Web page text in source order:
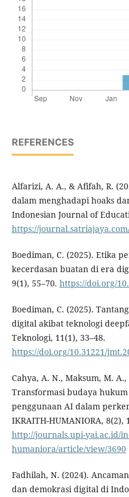
REFERENCES
Alfarizi, A. A., & Afifah, R.
dalam menghadapi hoaks
Indonesian Journal of
https://
Boediman, C. (2025). Etika
kecerdasan buatan di era
9(1), 55–70. https://doi.org/
Boediman, C. (2025).
digital akibat teknologi
Teknologi, 11(1), 33–48.
https://doi.org/10.31221/
Cahya, A. N., Maksum, M.
Transformasi budaya
penggunaan AI dalam
IKRAITH-HUMANIORA, 8(2),
http://journals.upi-yai.ac.id/
humaniora/article/view/3690
Fadhilah, N. (2024).
dan demokrasi digital di